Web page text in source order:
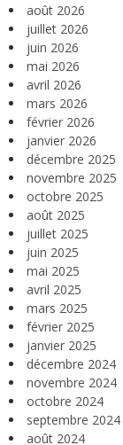
août 2026
juillet 2026
juin 2026
mai 2026
avril 2026
mars 2026
février 2026
janvier 2026
décembre 2025
novembre 2025
octobre 2025
août 2025
juillet 2025
juin 2025
mai 2025
avril 2025
mars 2025
février 2025
janvier 2025
décembre 2024
novembre 2024
octobre 2024
septembre 2024
août 2024